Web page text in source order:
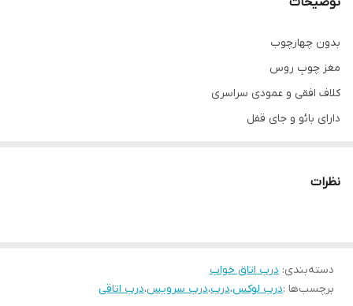
بدون چهارچوب
مغز چوبِ روس
کلاف افقی و عمودی سراسری
دارای بائو و جای قفل
قابل تولید در ابعاد متفاوت(حداکثر تک لنگه ۹۸ × ۲۱۰)
نظرات
دسته‌بندی: درب اتاق خواب
برچسب‌ها :درب لوکس،درب،درب سرویس،درب اتاقی